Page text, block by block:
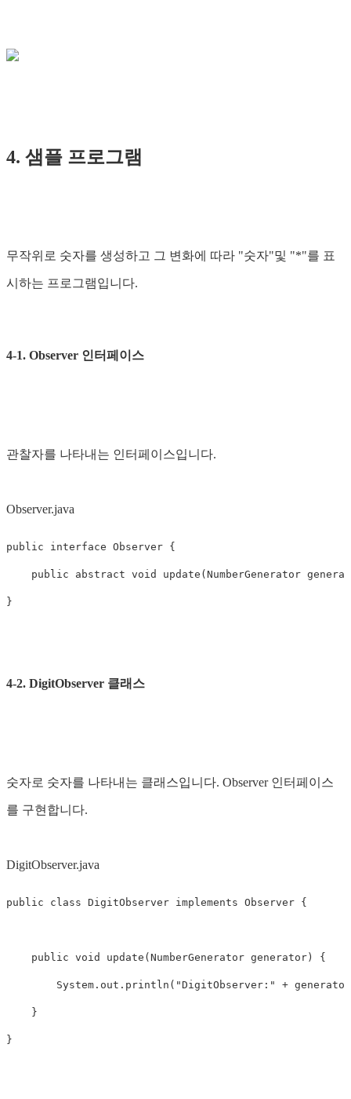
4. 샘플 프로그램
무작위로 숫자를 생성하고 그 변화에 따라 "숫자"및 "*"를 표
시하는 프로그램입니다.
4-1. Observer 인터페이스
관찰자를 나타내는 인터페이스입니다.
Observer.java
public interface Observer {
public abstract void update ( NumberGenerator
}
4-2. DigitObserver 클래스
숫자로 숫자를 나타내는 클래스입니다. Observer 인터페이스
를 구현합니다.
DigitObserver.java
public class DigitObserver implements Observer {
public void update ( NumberGenerator generator ) {
System . out . println ( "DigitObserver:" + generator
}
}